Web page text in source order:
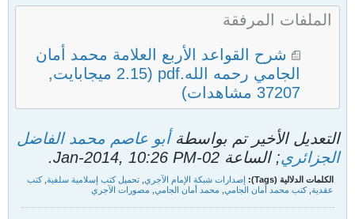
الملفات المرفقة
شرح القواعد الأربع العلامة محمد أمان
الجامي رحمه الله.pdf
(2.15 ميجابايت,
37207 مشاهدات)
التعديل الأخير تم بواسطةأبو عاصم محمد الفاضل
الجزائري; الساعة 02-Jan-2014, 10:26 PM
.
الكلمات الدلالية (Tags): إصدارات شبكة الإمام الآجري, تحميل كتب إسلامية سلفية,كتب
عقدية,كتب محمد أمان الجامي, محمد أمان الجامي, مصورات الآجري